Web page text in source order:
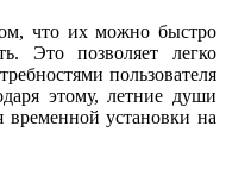
что их можно быстро
Это позволяет легко
пользователя
этому, летние души
временной установки на